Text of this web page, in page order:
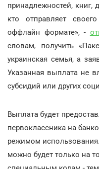
принадлежностей, книг,
кто отправляет
оффлайн формате», -
словам, получить
украинская семья, а
Указанная выплата не
субсидий или других
Выплата будет
первоклассника на
режимом использования.
можно будет только на